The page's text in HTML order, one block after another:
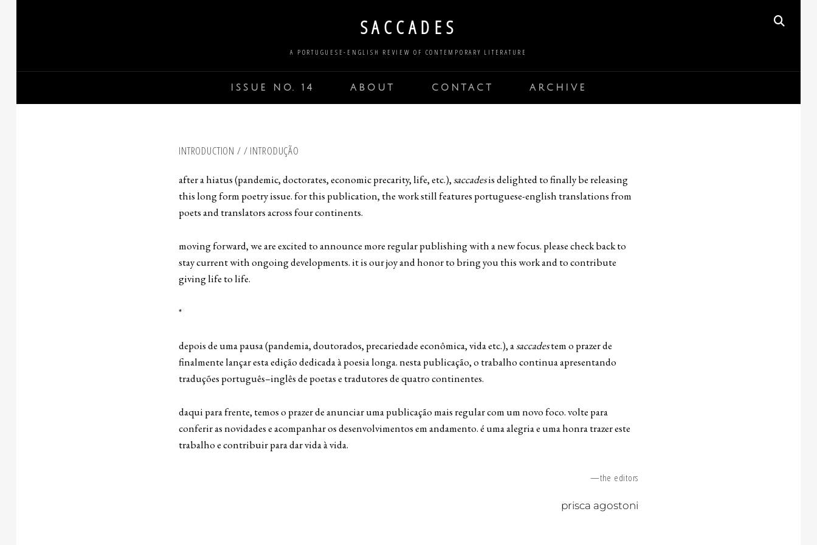
SACCADES
A PORTUGUESE-ENGLISH REVIEW OF CONTEMPORARY LITERATURE
ISSUE NO. 14 ABOUT CONTACT ARCHIVE
INTRODUCTION / / INTRODUÇÃO
after a hiatus (pandemic, doctorates, economic precarity, life, etc.),saccadesis delighted to finally be releasing
this long form poetry issue. for this publication, the work still features portuguese-english translations from
poets and translators across four continents.
moving forward, we are excited to announce more regular publishing with a new focus. please check back to
stay current with ongoing developments. it is our joy and honor to bring you this work and to contribute
giving life to life.
*
depois de uma pausa (pandemia, doutorados, precariedade econômica, vida etc.), asaccadestem o prazer de
finalmente lançar esta edição dedicada à poesia longa. nesta publicação, o trabalho continua apresentando
traduções português–inglês de poetas e tradutores de quatro continentes.
daqui para frente, temos o prazer de anunciar uma publicação mais regular com um novo foco. volte para
conferir as novidades e acompanhar os desenvolvimentos em andamento. é uma alegria e uma honra trazer este
trabalho e contribuir para dar vida à vida.
—the editors
prisca agostoni